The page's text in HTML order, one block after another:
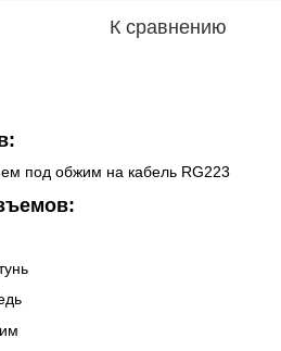
К сравнению
под обжим на кабель RG223